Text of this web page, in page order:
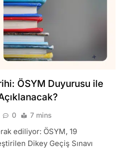
ÖSYM Duyurusu ile
0 7 mins
ediliyor: ÖSYM, 19
Dikey Geçiş Sınavı